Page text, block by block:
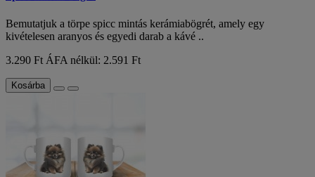
Bemutatjuk a törpe spicc mintás kerámiabögrét, amely egy
kivételesen aranyos és egyedi darab a kávé ..
3.290 Ft ÁFA nélkül: 2.591 Ft
Kosárba